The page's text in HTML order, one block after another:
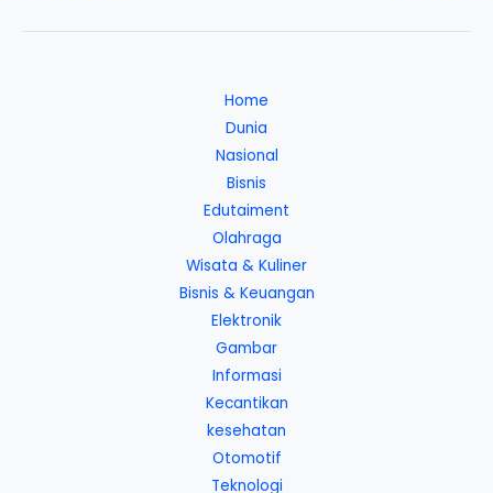
Home
Dunia
Nasional
Bisnis
Edutaiment
Olahraga
Wisata & Kuliner
Bisnis & Keuangan
Elektronik
Gambar
Informasi
Kecantikan
kesehatan
Otomotif
Teknologi